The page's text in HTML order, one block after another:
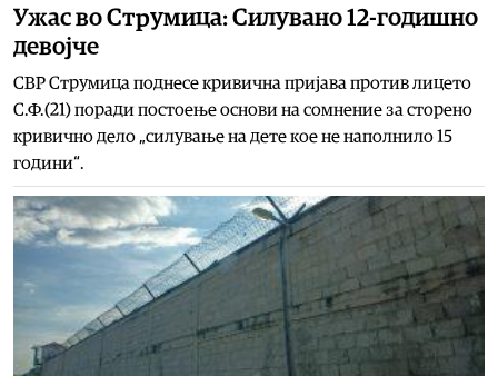
Ужас во Струмица: Силувано 12-годишно
девојче
СВР Струмица поднесе кривична пријава против лицето
С.Ф.(21) поради постоење основи на сомнение за сторено
кривично дело „силување на дете кое не наполнило 15
години“.